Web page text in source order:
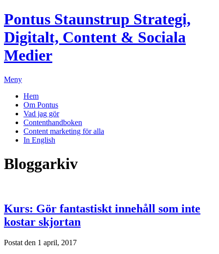
Pontus Staunstrup Strategi,
Digitalt, Content & Sociala
Medier
Meny
Hem
Om Pontus
Vad jag gör
Contenthandboken
Content marketing för alla
In English
Bloggarkiv
Kurs: Gör fantastiskt innehåll som inte
kostar skjortan
Postat den 1 april, 2017